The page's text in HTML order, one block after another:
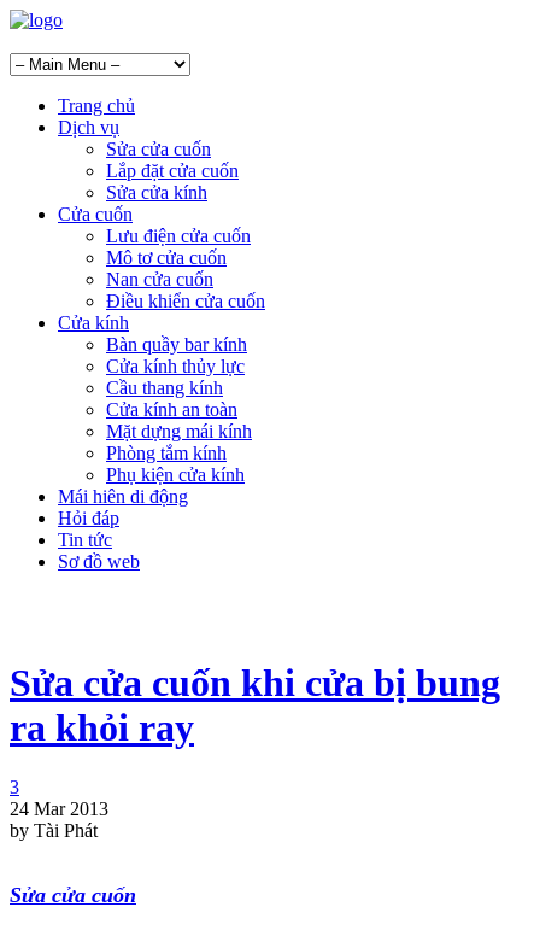
Trang chủ
Dịch vụ
Sửa cửa cuốn
Lắp đặt cửa cuốn
Sửa cửa kính
Cửa cuốn
Lưu điện cửa cuốn
Mô tơ cửa cuốn
Nan cửa cuốn
Điều khiển cửa cuốn
Cửa kính
Bàn quầy bar kính
Cửa kính thủy lực
Cầu thang kính
Cửa kính an toàn
Mặt dựng mái kính
Phòng tắm kính
Phụ kiện cửa kính
Mái hiên di động
Hỏi đáp
Tin tức
Sơ đồ web
Sửa cửa cuốn khi cửa bị bung
ra khỏi ray
3
24 Mar 2013
by Tài Phát
Sửa cửa cuốn